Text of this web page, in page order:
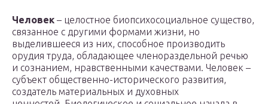
Человек – целостное биопсихосоциальное существо,
связанное с другими формами жизни, но
выделившееся из них, способное производить
орудия труда, обладающее членораздельной речью
и сознанием, нравственными качествами. Человек –
субъект общественно-исторического развития,
создатель материальных и духовных